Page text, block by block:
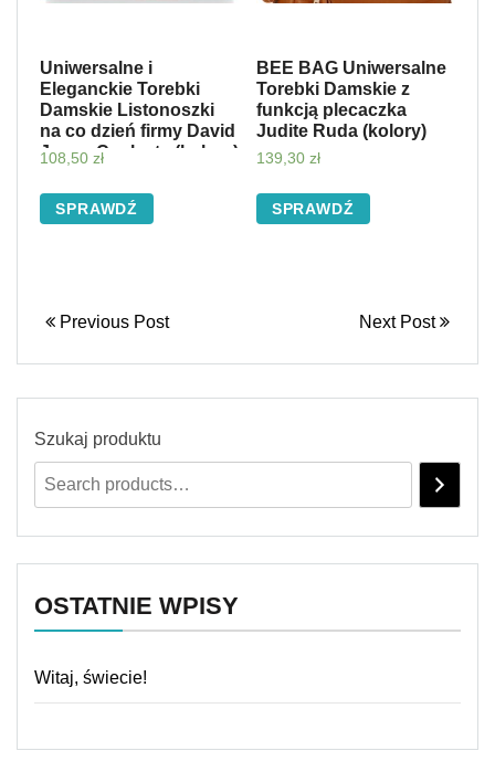
Uniwersalne i
Eleganckie Torebki
Damskie Listonoszki
na co dzień firmy David
Jones Ceglasta (kolory)
108,50 zł
SPRAWDŹ
BEE BAG Uniwersalne
Torebki Damskie z
funkcją plecaczka
Judite Ruda (kolory)
139,30 zł
SPRAWDŹ
Previous Post Next Post
Szukaj produktu
OSTATNIE WPISY
Witaj, świecie!